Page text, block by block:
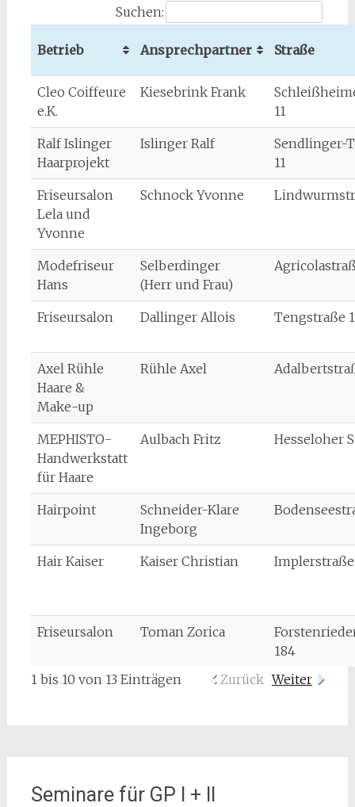
Suchen:
Betrieb Ansprechpartner Straße
Cleo Coiffeure
e.K.
Kiesebrink Frank
11
Ralf Islinger
Haarprojekt
Islinger Ralf
Sendlinger-
11
Friseursalon
Lela und
Yvonne
Schnock Yvonne
Modefriseur
Hans
Selberdinger
(Herr und Frau)
Friseursalon Dallinger Allois Tengstraße
Axel Rühle
Haare &
Make-up
Rühle Axel
MEPHISTO-
Handwerkstatt
für Haare
Aulbach Fritz Hesseloher
Hairpoint
Schneider-Klare
Ingeborg
Hair Kaiser Kaiser Christian Implerstraße
Friseursalon Toman Zorica
184
1 bis 10 von 13 Einträgen
Zurück Weiter
Seminare für GP I + II